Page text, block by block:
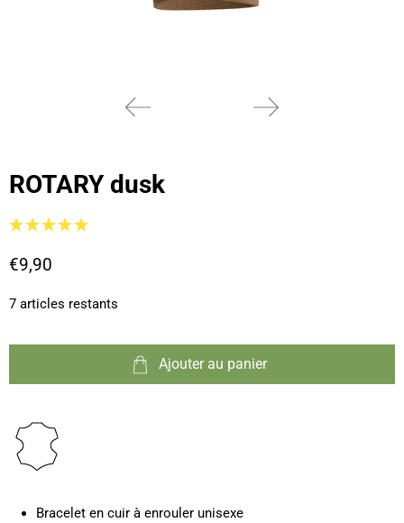
ROTARY dusk
€9,90
7 articles restants
Ajouter au panier
Bracelet en cuir à enrouler unisexe